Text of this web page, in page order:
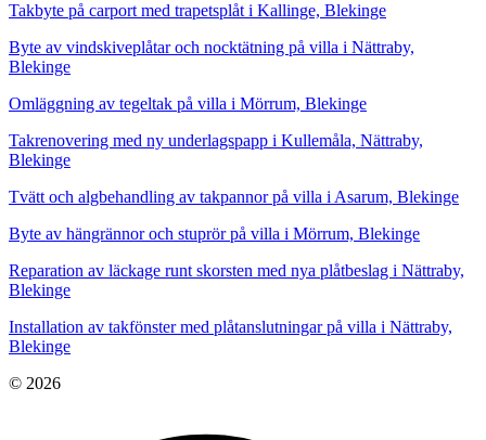
Takbyte på carport med trapetsplåt i Kallinge, Blekinge
Byte av vindskiveplåtar och nocktätning på villa i Nättraby,
Blekinge
Omläggning av tegeltak på villa i Mörrum, Blekinge
Takrenovering med ny underlagspapp i Kullemåla, Nättraby,
Blekinge
Tvätt och algbehandling av takpannor på villa i Asarum, Blekinge
Byte av hängrännor och stuprör på villa i Mörrum, Blekinge
Reparation av läckage runt skorsten med nya plåtbeslag i Nättraby,
Blekinge
Installation av takfönster med plåtanslutningar på villa i Nättraby,
Blekinge
© 2026